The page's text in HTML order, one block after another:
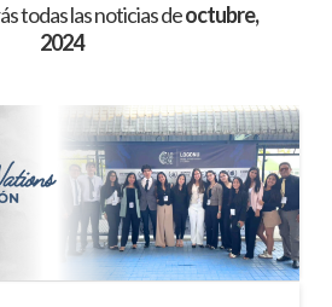
todas las noticias deoctubre,
2024